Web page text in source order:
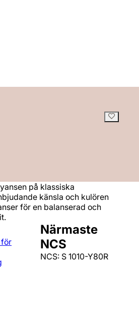
på klassiska
känsla och kulören
för en balanserad och
för
Närmaste
NCS
NCS: S 1010-Y80R